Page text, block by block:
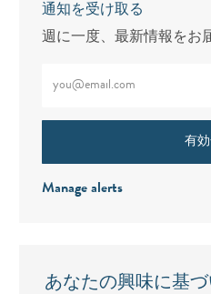
通知を受け取る
週に一度、最新情報をお
有
Manage alerts
あなたの興味に基